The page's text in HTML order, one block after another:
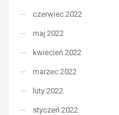
czerwiec 2022
maj 2022
kwiecień 2022
marzec 2022
luty 2022
styczeń 2022